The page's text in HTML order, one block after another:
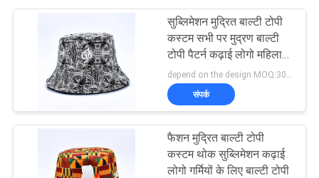
नियंत्रण
समाचार
5 पैनल बेसबॉल कैप
124
सुब्लिमेशन मुद्रित बाल्टी टोपी
कस्टम सभी पर मुद्रण बाल्टी
टोपी पैटर्न कढ़ाई लोगो महिलाओं
के लिए
संपर्क
फैशन मुद्रित बाल्टी टोपी
कस्टम थोक सुब्लिमेशन कढ़ाई
लोगो गर्मियों के लिए बाल्टी टोपी